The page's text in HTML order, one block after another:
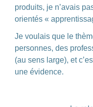
produits, je n’avais
orientés «
Je voulais que le
personnes, des
(au sens large), et
une évidence.